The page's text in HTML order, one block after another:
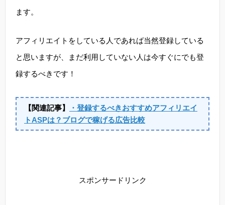
ます。
アフィリエイトをしている人であれば当然登録している
と思いますが、まだ利用していない人は今すぐにでも登
録するべきです！
【関連記事】
・登録するべきおすすめアフィリエイ
トASPは？ブログで稼げる広告比較
スポンサードリンク